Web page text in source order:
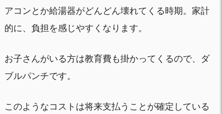
アコンとか給湯器がどんどん壊れてくる時期。家計
的に、負担を感じやすくなります。
お子さんがいる方は教育費も掛かってくるので、ダ
ブルパンチです。
このようなコストは将来支払うことが確定している